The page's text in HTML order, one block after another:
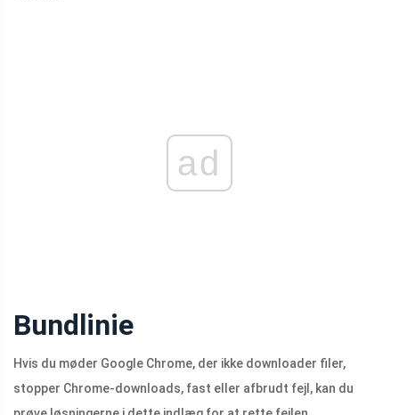
ad
Bundlinie
Hvis du møder Google Chrome, der ikke downloader filer,
stopper Chrome-downloads, fast eller afbrudt fejl, kan du